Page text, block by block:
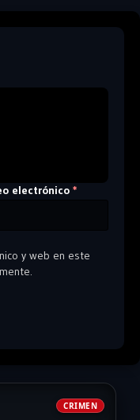
electrónico *
y web en este
CRIMEN